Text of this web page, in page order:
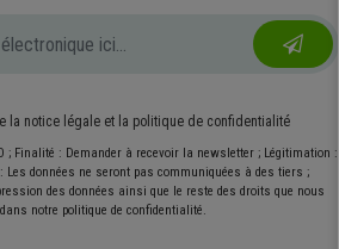
la notice légale et la politique de confidentialité
; Finalité : Demander à recevoir la newsletter ; Légitimation :
Les données ne seront pas communiquées à des tiers ;
des données ainsi que le reste des droits que nous
notre politique de confidentialité.